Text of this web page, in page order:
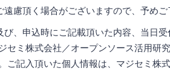
慮頂く場合がございますので、予め
、申込時にご記載頂いた内容、当日
セミ株式会社／オープンソース活用研
ご記入頂いた個人情報は、マジセミ株